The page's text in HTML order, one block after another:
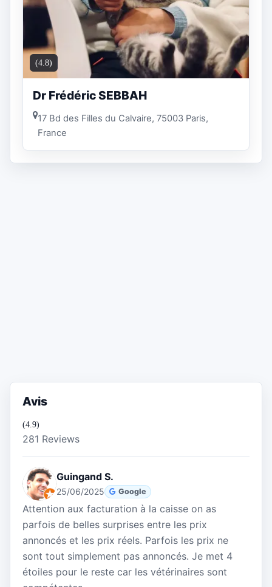
(4.8)
Dr Frédéric SEBBAH
17 Bd des Filles du Calvaire, 75003 Paris,
France
Avis
(4.9)
281 Reviews
Guingand S.
25/06/2025 Google
Attention aux facturation à la caisse on as
parfois de belles surprises entre les prix
annoncés et les prix réels. Parfois les prix ne
sont tout simplement pas annoncés. Je met 4
étoiles pour le reste car les vétérinaires sont